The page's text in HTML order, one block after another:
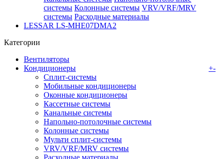
системы Колонные системы VRV/VRF/MRV
системы Расходные материалы
LESSAR LS-MHE07DMA2
Категории
Вентиляторы
Кондиционеры
+-
Сплит-системы
Мобильные кондиционеры
Оконные кондиционеры
Кассетные системы
Канальные системы
Напольно-потолочные системы
Колонные системы
Мульти сплит-системы
VRV/VRF/MRV системы
Расходные материалы